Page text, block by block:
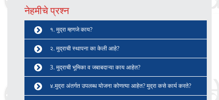
नेहमीचे प्रश्न
१. मुद्रा म्हणजे काय?
२. मुद्राची स्थापना का केली आहे?
3. मुद्राची भूमिका व जबाबदाऱ्या काय आहेत?
४.मुद्रा अंतर्गत उपलब्ध योजना कोणत्या आहेत? मुद्रा कसे कार्य करते?